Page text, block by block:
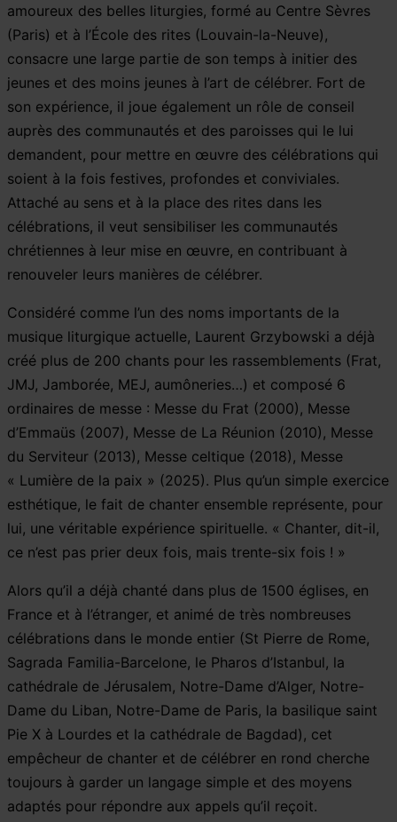
amoureux des belles liturgies, formé au Centre Sèvres
(Paris) et à l’École des rites (Louvain-la-Neuve),
consacre une large partie de son temps à initier des
jeunes et des moins jeunes à l’art de célébrer. Fort de
son expérience, il joue également un rôle de conseil
auprès des communautés et des paroisses qui le lui
demandent, pour mettre en œuvre des célébrations qui
soient à la fois festives, profondes et conviviales.
Attaché au sens et à la place des rites dans les
célébrations, il veut sensibiliser les communautés
chrétiennes à leur mise en œuvre, en contribuant à
renouveler leurs manières de célébrer.
Considéré comme l’un des noms importants de la
musique liturgique actuelle, Laurent Grzybowski a déjà
créé plus de 200 chants pour les rassemblements (Frat,
JMJ, Jamborée, MEJ, aumôneries…) et composé 6
ordinaires de messe : Messe du Frat (2000), Messe
d’Emmaüs (2007), Messe de La Réunion (2010), Messe
du Serviteur (2013), Messe celtique (2018), Messe
« Lumière de la paix » (2025). Plus qu’un simple exercice
esthétique, le fait de chanter ensemble représente, pour
lui, une véritable expérience spirituelle. « Chanter, dit-il,
ce n’est pas prier deux fois, mais trente-six fois ! »
Alors qu’il a déjà chanté dans plus de 1500 églises, en
France et à l’étranger, et animé de très nombreuses
célébrations dans le monde entier (St Pierre de Rome,
Sagrada Familia-Barcelone, le Pharos d’Istanbul, la
cathédrale de Jérusalem, Notre-Dame d’Alger, Notre-
Dame du Liban, Notre-Dame de Paris, la basilique saint
Pie X à Lourdes et la cathédrale de Bagdad), cet
empêcheur de chanter et de célébrer en rond cherche
toujours à garder un langage simple et des moyens
adaptés pour répondre aux appels qu’il reçoit.